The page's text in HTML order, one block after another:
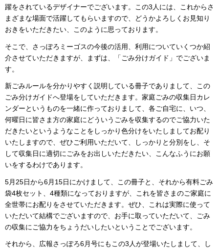
躍をされているデザイナーでございます。この3人には、これからさ
まざまな場面で活躍してもらいますので、どうかよろしくお見知り
おきをいただきたい、このように思っております。
そこで、さっぽろミーゴスの今後の活用、利用についていくつか紹
介させていただきますが、まずは、「ごみ分けガイド」でございま
す。
新ごみルールを分かりやすく説明している冊子でありまして、この
ごみ分けガイドへ登場をしていただきます。家庭ごみの収集日カレ
ンダーというものを一緒に作っておりまして、各ご自宅に、いつ、
何曜日に皆さま方の家庭にどういうごみを収集するのでご協力いた
だきたいというようなことをしっかり色分けをいたしましてお配り
いたしますので、ぜひご利用いただいて、しっかりと分別をし、そ
して収集日に適切にごみをお出しいただきたい、こんなふうにお願
いをするわけであります。
5月25日から6月15日にかけまして、この冊子と、それから有料ごみ
袋4枚セット、4種類になっておりますが、これを皆さまのご家庭に
全世帯にお配りをさせていただきます。ぜひ、これは実際に使って
いただいて結構でございますので、お手に取っていただいて、ごみ
の収集にご協力をちょうだいしたいということでございます。
それから、広報さっぽろ6月号にもこの3人が登場いたしまして、し